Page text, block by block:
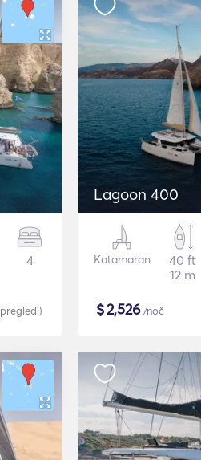
4
pregledi)
Lagoon 400
Katamaran
40 ft
12 m
$2,526/noč